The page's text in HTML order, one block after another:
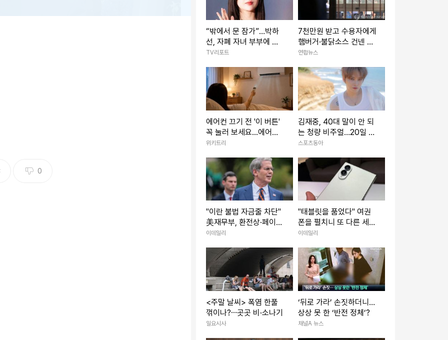
0
“밖에서 문 잠가”…박하
선, 자폐 자녀 부부에 공
감→7년 전 세상 떠난 동
TV리포트
7천만원 받고 수용자에게
햄버거·불닭소스 건넨 교
도관…징역 7년
연합뉴스
에어컨 끄기 전 '이 버튼'
꼭 눌러 보세요...에어컨
수명이 늘어납니다
위키트리
김재중, 40대 말이 안 되
는 청량 비주얼…20일 여
름 싱글 발매
스포츠동아
"이란 불법 자금줄 차단"
美재무부, 환전상·페이퍼
컴퍼니 제재
이데일리
"태블릿을 품었다" 여권
폰을 펼치니 또 다른 세상
이…[잇:써봐]
이데일리
<주말 날씨> 폭염 한풀
꺾이나?⋯곳곳 비·소나기
일요시사
‘뒤로 가라’ 손짓하더니…
상상 못 한 ‘반전 정체’?
채널A 뉴스